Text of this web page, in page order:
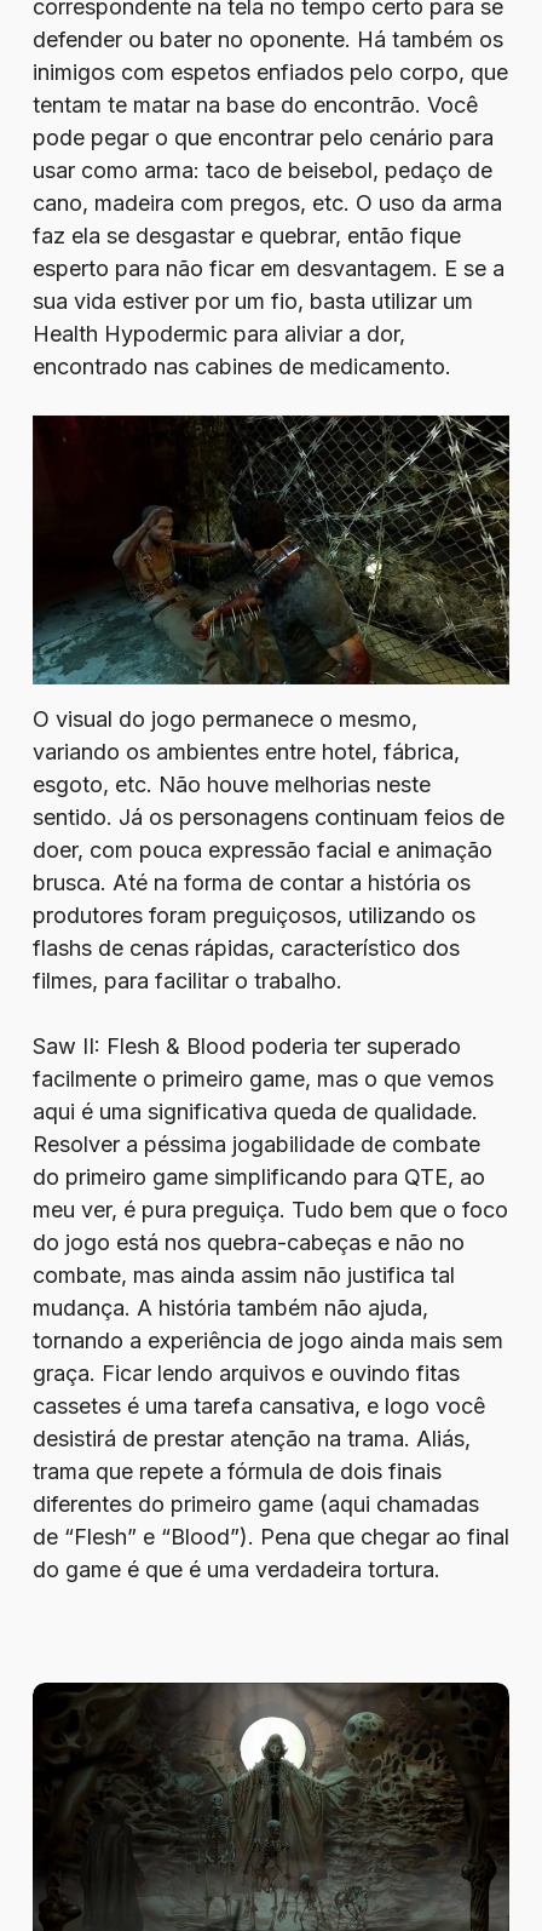
correspondente na tela no tempo certo para se
defender ou bater no oponente. Há também os
inimigos com espetos enfiados pelo corpo, que
tentam te matar na base do encontrão. Você
pode pegar o que encontrar pelo cenário para
usar como arma: taco de beisebol, pedaço de
cano, madeira com pregos, etc. O uso da arma
faz ela se desgastar e quebrar, então fique
esperto para não ficar em desvantagem. E se a
sua vida estiver por um fio, basta utilizar um
Health Hypodermic para aliviar a dor,
encontrado nas cabines de medicamento.
O visual do jogo permanece o mesmo,
variando os ambientes entre hotel, fábrica,
esgoto, etc. Não houve melhorias neste
sentido. Já os personagens continuam feios de
doer, com pouca expressão facial e animação
brusca. Até na forma de contar a história os
produtores foram preguiçosos, utilizando os
flashs de cenas rápidas, característico dos
filmes, para facilitar o trabalho.
Saw II: Flesh & Blood poderia ter superado
facilmente o primeiro game, mas o que vemos
aqui é uma significativa queda de qualidade.
Resolver a péssima jogabilidade de combate
do primeiro game simplificando para QTE, ao
meu ver, é pura preguiça. Tudo bem que o foco
do jogo está nos quebra-cabeças e não no
combate, mas ainda assim não justifica tal
mudança. A história também não ajuda,
tornando a experiência de jogo ainda mais sem
graça. Ficar lendo arquivos e ouvindo fitas
cassetes é uma tarefa cansativa, e logo você
desistirá de prestar atenção na trama. Aliás,
trama que repete a fórmula de dois finais
diferentes do primeiro game (aqui chamadas
de “Flesh” e “Blood”). Pena que chegar ao final
do game é que é uma verdadeira tortura.
Review
Tormentum